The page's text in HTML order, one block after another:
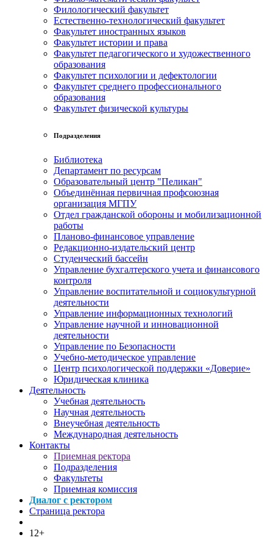
Филологический факультет
Естественно-технологический факультет
Факультет иностранных языков
Факультет истории и права
Факультет педагогического и художественного
образования
Факультет психологии и дефектологии
Факультет среднего профессионального
образования
Факультет физической культуры
Подразделения
Библиотека
Департамент по ресурсам
Образовательный центр "Пеликан"
Объединённая первичная профсоюзная
организация МГПУ
Отдел гражданской обороны и мобилизационной
работы
Планово-финансовое управление
Редакционно-издательский центр
Студенческий бассейн
Управление бухгалтерского учета и финансового
контроля
Управление воспитательной и социокультурной
деятельности
Управление информационных технологий
Управление научной и инновационной
деятельности
Управление по Безопасности
Учебно-методическое управление
Центр психологической поддержки «Доверие»
Юридическая клиника
Деятельность
Учебная деятельность
Научная деятельность
Внеучебная деятельность
Международная деятельность
Контакты
Приемная ректора
Подразделения
Факультеты
Приемная комиссия
Диалог с ректором
Страница ректора
12+